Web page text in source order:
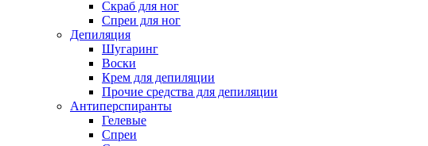
Скраб для ног
Спреи для ног
Депиляция
Шугаринг
Воски
Крем для депиляции
Прочие средства для депиляции
Антиперспиранты
Гелевые
Спреи